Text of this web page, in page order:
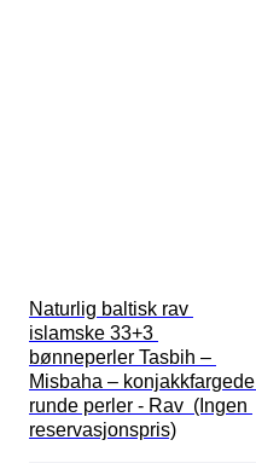
Naturlig baltisk rav
islamske 33+3
bønneperler Tasbih –
Misbaha – konjakkfargede
runde perler - Rav  (Ingen
reservasjonspris)